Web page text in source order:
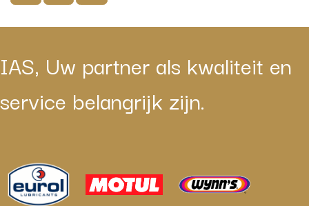
IAS, Uw partner als kwaliteit en
service belangrijk zijn.